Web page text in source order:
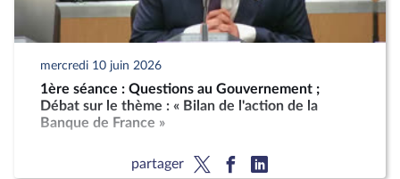
mercredi 10 juin 2026
1ère séance : Questions au Gouvernement ;
Débat sur le thème : « Bilan de l'action de la
Banque de France »
partager